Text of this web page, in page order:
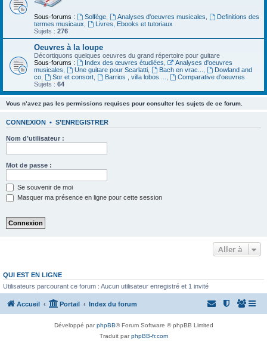
Sous-forums : Solfège, Analyses d'oeuvres musicales
Definitions des
termes musicaux
Livres, Ebooks et tutoriaux
Sujets : 276
Oeuvres à la loupe
Décortiquons quelques oeuvres du grand répertoire pour guitare
Sous-forums :
Index des œuvres étudiées
Analyses d'oeuvres
musicales
Une guitare pour Scarlatti, Bach en vrac...
Dowland and
co
Sor et consort, Barrios , villa lobos ...
Comparative d'oeuvres
Sujets : 64
Vous n’avez pas les permissions requises pour consulter les sujets de ce forum.
CONNEXION • S’ENREGISTRER
Nom d’utilisateur :
Mot de passe :
Se souvenir de moi
Masquer ma présence en ligne pour cette session
Aller à
QUI EST EN LIGNE
Utilisateurs parcourant ce forum : Aucun utilisateur enregistré et 1 invité
Accueil Portail Index du forum
Développé parphpBB® Forum Software © phpBB Limited
Traduit parphpBB-fr.com